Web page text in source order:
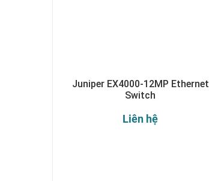
Juniper EX4000-12MP Ethernet
Switch
Liên hệ